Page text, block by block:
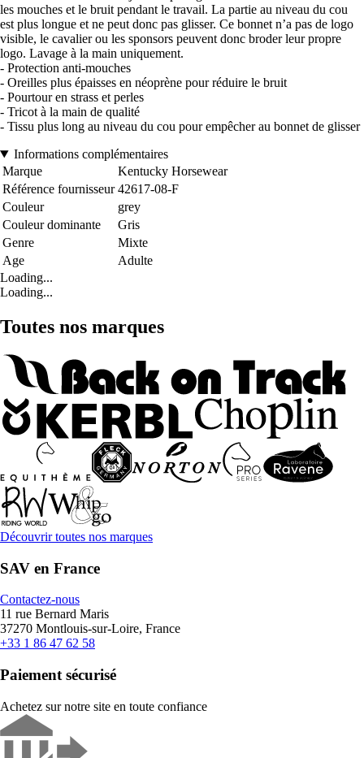
les mouches et le bruit pendant le travail. La partie au niveau du cou
est plus longue et ne peut donc pas glisser. Ce bonnet n’a pas de logo
visible, le cavalier ou les sponsors peuvent donc broder leur propre
logo. Lavage à la main uniquement.
- Protection anti-mouches
- Oreilles plus épaisses en néoprène pour réduire le bruit
- Pourtour en strass et perles
- Tricot à la main de qualité
- Tissu plus long au niveau du cou pour empêcher au bonnet de glisser
Informations complémentaires
Marque
Kentucky Horsewear
Référence fournisseur 42617-08-F
Couleur
grey
Couleur dominante
Gris
Genre
Mixte
Age
Adulte
Loading...
Loading...
Toutes nos marques
Découvrir toutes nos marques
SAV en France
Contactez-nous
11 rue Bernard Maris
37270 Montlouis-sur-Loire, France
+33 1 86 47 62 58
Paiement sécurisé
Achetez sur notre site en toute confiance